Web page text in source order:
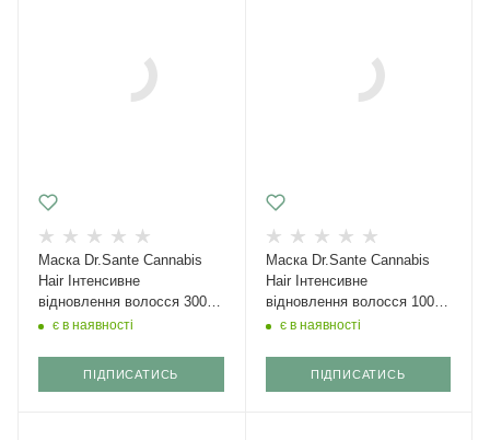
Маска Dr.Sante Cannabis
Hair Інтенсивне
відновлення волосся 300
млє в наявності
ПІДПИСАТИСЬ
Маска Dr.Sante Cannabis
Hair Інтенсивне
відновлення волосся 1000
млє в наявності
ПІДПИСАТИСЬ